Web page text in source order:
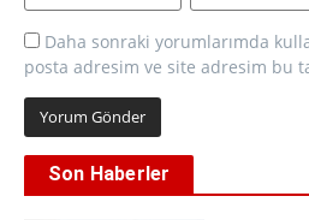
Daha sonraki yorumlarımda
posta adresim ve site adresim bu
Son Haberler